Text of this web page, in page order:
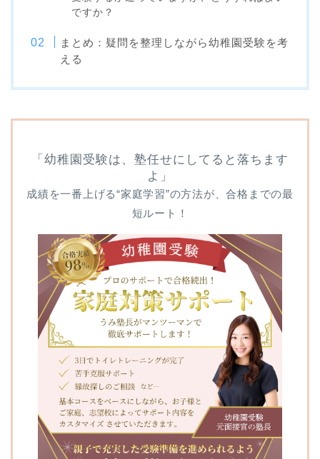
ですか？
まとめ：疑問を整理しながら幼稚園受験を考
える
「幼稚園受験は、塾任せにしてると落ちます
よ」
成績を一番上げる“家庭学習”の方法が、合格までの最
短ルート！